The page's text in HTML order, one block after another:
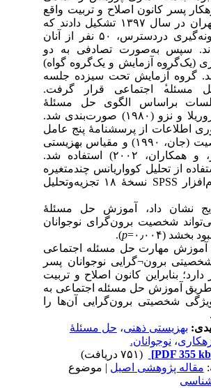
پسر کانون اصلاح و تربیت واقع
در استان تهران در سال ۱۳۹۷ تشکیل دادند که
ازطریق نمونه‌گیری دردسترس، ۵۰ نفر از آنان
سپس به‌صورت تصادفی به دو
۲۵نفری (یک‌گروه آزمایش و یک‌گروه گواه)
گروه آزمایش تحت سیزده جلسه
مسئله‌‌ٔ اجتماعی قرار گرفت.
براساس الگوی حل مسئلۀ
اجتماعی دزوریلا و نزو (۱۹۸۰) صورت‌بندی شد.
اطلاعات از پرسشنامهٔ پنج عامل
بزرگ شخصیت (جان، ۱۹۹۰) و مقیاس‌ بهزیستی
ذهنی (کییز، و همکاران، ۲۰۰۲) استفاده شد.
از تحلیل کوواریانس چندمتغیره
به ‌کمک نرم‌افزار SPSS نسخۀ ۱۸ تجزیه‌و‌تحلیل
نشان داد، آموزش حل مسئله‌ٔ
شخصیت برون‌گرای نوجوانان
(۰٫۰۰۴=
p
).
مهارت حل مسئله اجتماعی
برون¬گرایی نوجوانان پسر
دارد؛ بنابراین کانون اصلاح و تربیت
طریق آموزش حل مسئله‌ اجتماعی به
شخصیتی برون‌گرایی آن‌ها را
بهزیستی ذهنی،حل مسئلهٔ
،نوجوانان.
مقاله پژوهشی اصیل| موضوع